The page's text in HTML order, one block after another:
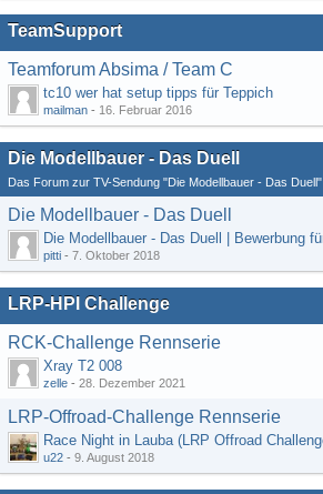
TeamSupport
Teamforum Absima / Team C
tc10 wer hat setup tipps für Teppich
mailman - 16. Februar 2016
Die Modellbauer - Das Duell
Das Forum zur TV-Sendung "Die Modellbauer - Das Duell"
Die Modellbauer - Das Duell
pitti - 7. Oktober 2018
LRP-HPI Challenge
RCK-Challenge Rennserie
Xray T2 008
zelle - 28. Dezember 2021
LRP-Offroad-Challenge Rennserie
u22 - 9. August 2018